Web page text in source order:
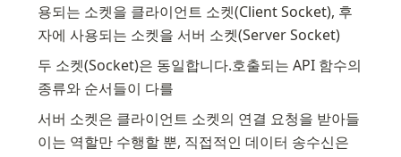
용되는 소켓을 클라이언트 소켓(Client Socket), 후
자에 사용되는 소켓을 서버 소켓(Server Socket)
두 소켓(Socket)은 동일합니다.호출되는 API 함수의
종류와 순서들이 다를
서버 소켓은 클라이언트 소켓의 연결 요청을 받아들
이는 역할만 수행할 뿐, 직접적인 데이터 송수신은